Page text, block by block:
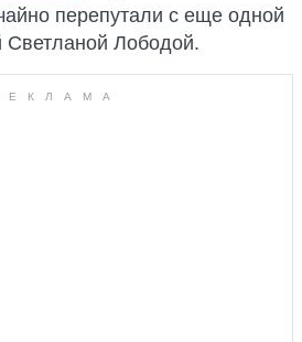
перепутали с еще одной
Светланой Лободой.